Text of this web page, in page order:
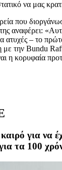
να μας
που
αναφέρει:
– το
με την Bundu
η κορυφαία
για να
τα 100